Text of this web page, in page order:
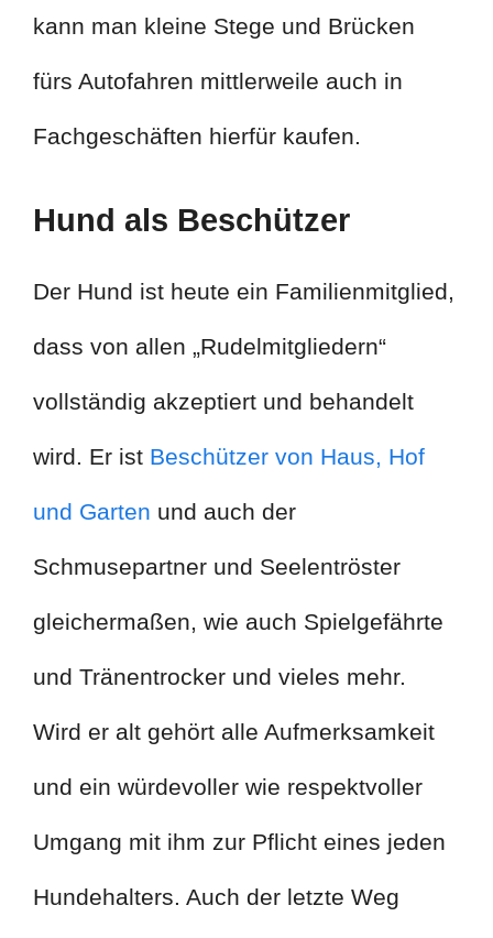
kann man kleine Stege und Brücken
fürs Autofahren mittlerweile auch in
Fachgeschäften hierfür kaufen.
Hund als Beschützer
Der Hund ist heute ein Familienmitglied,
dass von allen „Rudelmitgliedern“
vollständig akzeptiert und behandelt
wird. Er ist Beschützer von Haus, Hof
und Garten und auch der
Schmusepartner und Seelentröster
gleichermaßen, wie auch Spielgefährte
und Tränentrocker und vieles mehr.
Wird er alt gehört alle Aufmerksamkeit
und ein würdevoller wie respektvoller
Umgang mit ihm zur Pflicht eines jeden
Hundehalters. Auch der letzte Weg